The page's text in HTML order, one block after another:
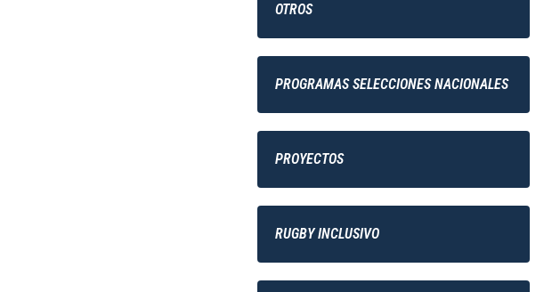
OTROS
PROGRAMAS SELECCIONES NACIONALES
PROYECTOS
RUGBY INCLUSIVO